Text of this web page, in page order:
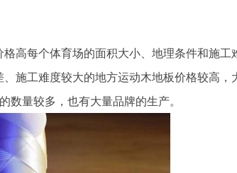
高每个体育场的面积大小、地理条件和施工
施工难度较大的地方运动木地板价格较高，
量较多，也有大量品牌的生产。